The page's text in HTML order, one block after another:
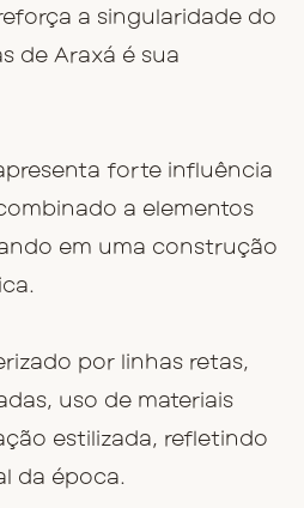
a singularidade do
de Araxá é sua
forte influência
a elementos
em uma construção
por linhas retas,
uso de materiais
estilizada, refletindo
da época.